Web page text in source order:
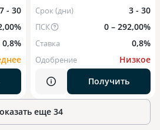
7 - 30
0,8%
Срок (дни) 3 - 30
ПСК 0 – 292,00%
Ставка 0,8%
Одобрение
Низкое
Получить
еще 34